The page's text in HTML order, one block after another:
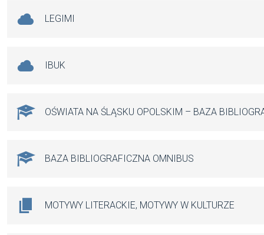
LEGIMI
IBUK
OŚWIATA NA ŚLĄSKU OPOLSKIM – BAZA
BAZA BIBLIOGRAFICZNA OMNIBUS
MOTYWY LITERACKIE, MOTYWY W KULTURZE